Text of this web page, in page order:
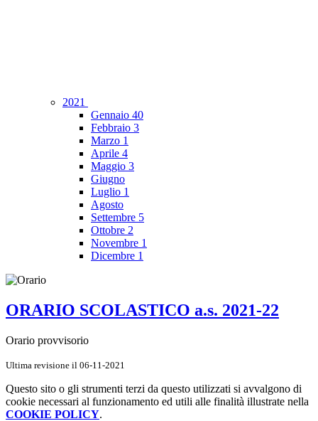
2021
Gennaio 40
Febbraio 3
Marzo 1
Aprile 4
Maggio 3
Giugno
Luglio 1
Agosto
Settembre 5
Ottobre 2
Novembre 1
Dicembre 1
ORARIO SCOLASTICO a.s. 2021-22
Orario provvisorio
Ultima revisione il 06-11-2021
Questo sito o gli strumenti terzi da questo utilizzati si avvalgono di
cookie necessari al funzionamento ed utili alle finalità illustrate nella
COOKIE POLICY.